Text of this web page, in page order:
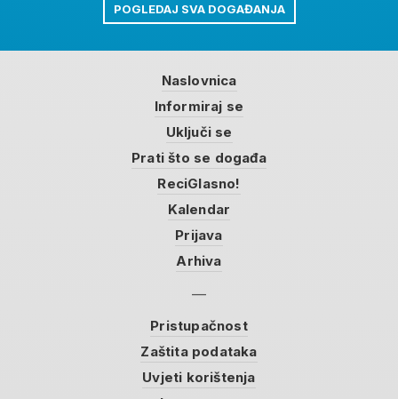
POGLEDAJ SVA DOGAĐANJA
Naslovnica
Informiraj se
Uključi se
Prati što se događa
ReciGlasno!
Kalendar
Prijava
Arhiva
Pristupačnost
Zaštita podataka
Uvjeti korištenja